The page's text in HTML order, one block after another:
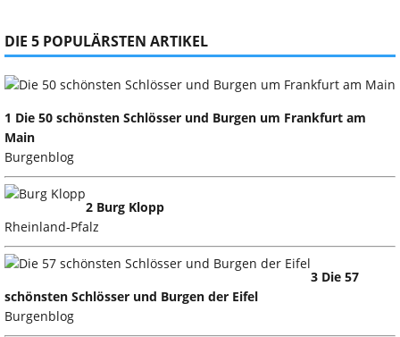
DIE 5 POPULÄRSTEN ARTIKEL
1 Die 50 schönsten Schlösser und Burgen um Frankfurt am
Main
Burgenblog
2 Burg Klopp
Rheinland-Pfalz
3 Die 57
schönsten Schlösser und Burgen der Eifel
Burgenblog